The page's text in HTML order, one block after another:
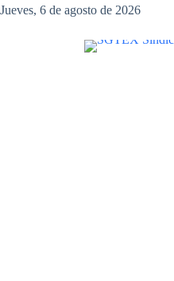
Saltar
Jueves, 6 de agosto de 2026